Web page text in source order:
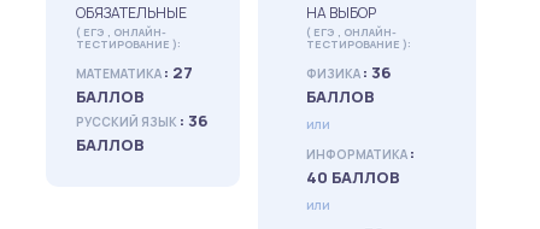
ОБЯЗАТЕЛЬНЫЕ
( ЕГЭ , ОНЛАЙН-
ТЕСТИРОВАНИЕ ):
МАТЕМАТИКА : 27
БАЛЛОВ
РУССКИЙ ЯЗЫК : 36
БАЛЛОВ
НА ВЫБОР
( ЕГЭ , ОНЛАЙН-
ТЕСТИРОВАНИЕ ):
ФИЗИКА : 36
БАЛЛОВ
или
ИНФОРМАТИКА :
40 БАЛЛОВ
или